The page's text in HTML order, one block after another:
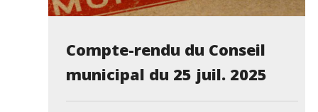
Compte-rendu du Conseil
municipal du 25 juil. 2025